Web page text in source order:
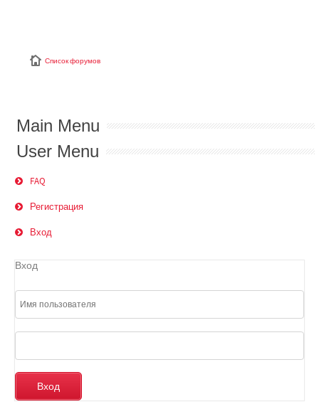
Список форумов
Main Menu
User Menu
FAQ
Регистрация
Вход
Вход